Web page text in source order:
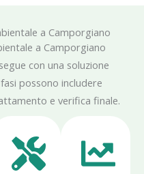
a Camporgiano
a Camporgiano
con una soluzione
possono includere
e verifica finale.